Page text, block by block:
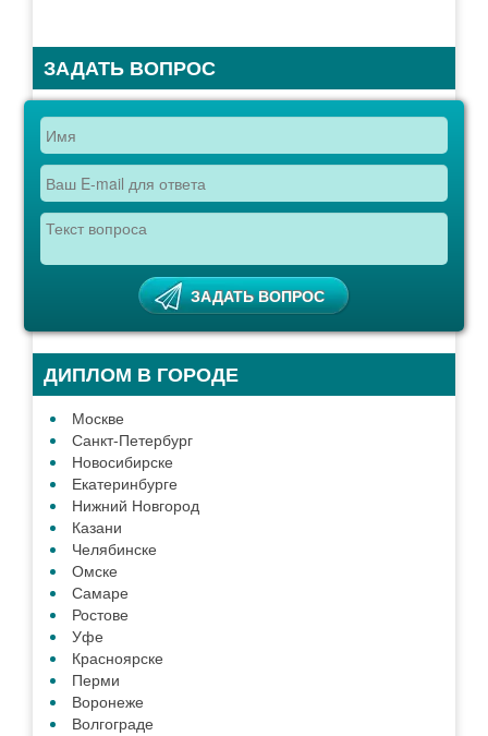
ЗАДАТЬ ВОПРОС
ДИПЛОМ В ГОРОДЕ
Москве
Санкт-Петербург
Новосибирске
Екатеринбурге
Нижний Новгород
Казани
Челябинске
Омске
Самаре
Ростове
Уфе
Красноярске
Перми
Воронеже
Волгограде